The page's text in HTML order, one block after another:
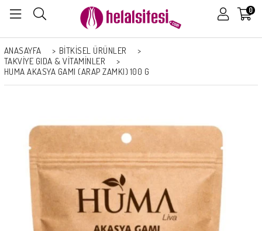
0
ANASAYFA > BİTKİSEL ÜRÜNLER
>
TAKVIYE GIDA & VITAMINLER
>
HUMA AKASYA GAMI (ARAP ZAMKI) 100 G